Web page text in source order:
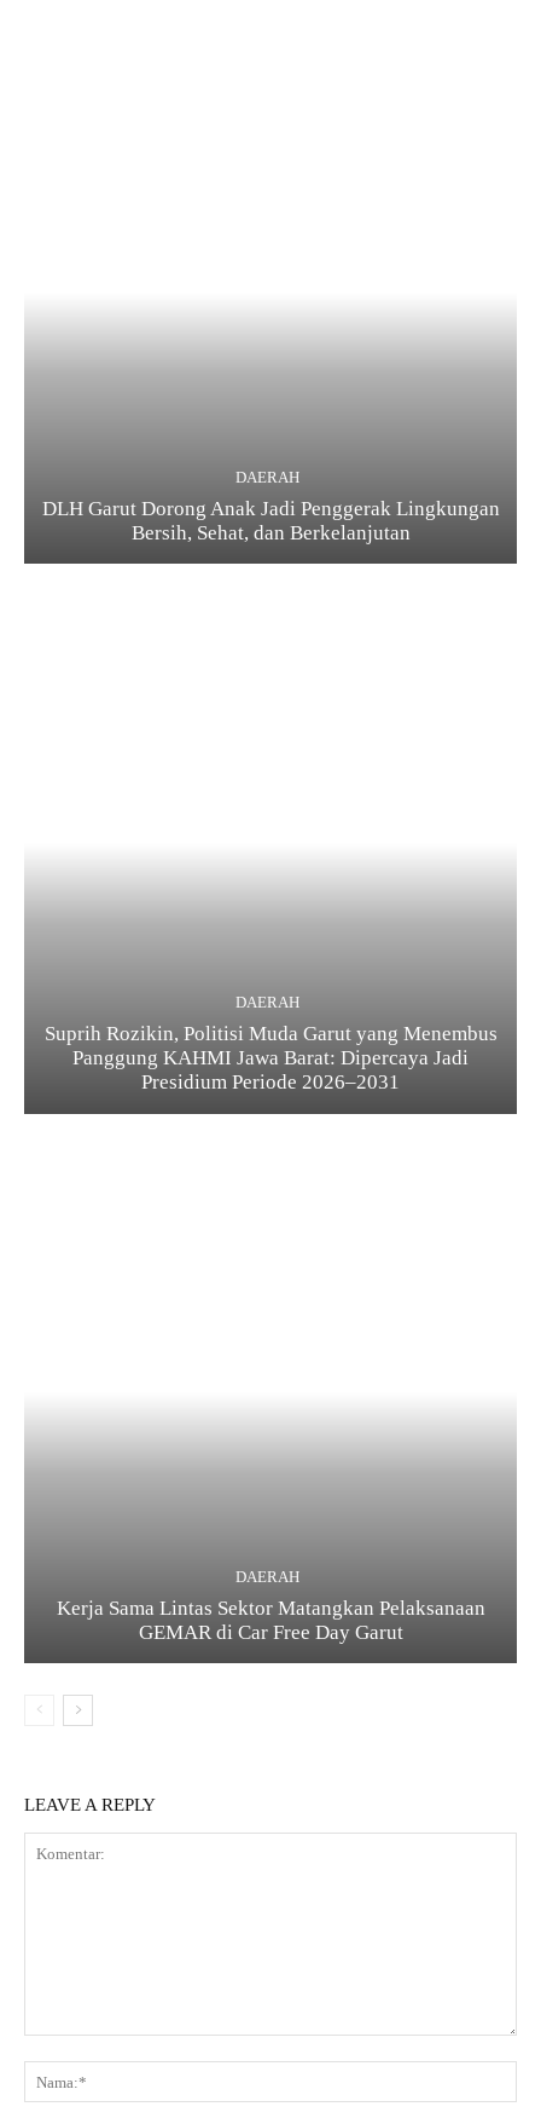
DAERAH
DLH Garut Dorong Anak Jadi Penggerak Lingkungan
Bersih, Sehat, dan Berkelanjutan
DAERAH
Suprih Rozikin, Politisi Muda Garut yang Menembus
Panggung KAHMI Jawa Barat: Dipercaya Jadi
Presidium Periode 2026–2031
DAERAH
Kerja Sama Lintas Sektor Matangkan Pelaksanaan
GEMAR di Car Free Day Garut
LEAVE A REPLY